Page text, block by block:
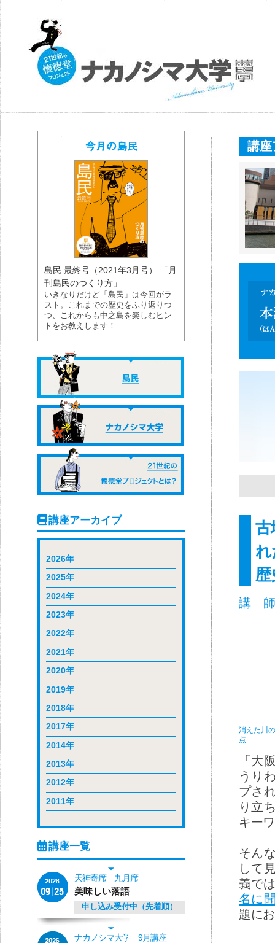
講座
古
れ
講 師
消えた川
点
「大
うり
プさ
り立
キー
そん
して
義で
名に
題に
島民 最終号（2021年3月号） 「月
刊島民のつくり方」
いきなりだけど「島民」は今回がラ
スト。これまでの歴史をふり返りつ
つ、これからも中之島を楽しむヒン
トをお教えします！
講座アーカイブ
2026年
2025年
2024年
2023年
2022年
2021年
2020年
2019年
2018年
2017年
2014年
2013年
2012年
2011年
天神寄席 九月席
美味しい落語
申し込み受付中（先着順）
ナカノシマ大学 9月講座